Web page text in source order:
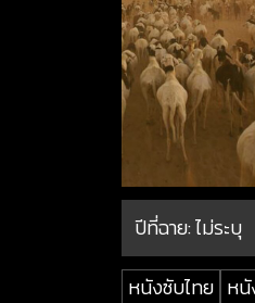
ปีที่ฉาย:ไม่ระบุ
หนังซับไทย หนั